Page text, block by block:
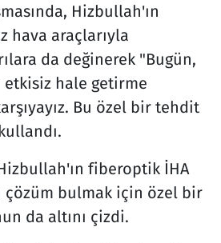
Hizbullah'ın
hava araçlarıyla
da değinerek "Bugün,
hale getirme
Bu özel bir tehdit
fiberoptik İHA
çözüm bulmak için özel bir
da altını çizdi.